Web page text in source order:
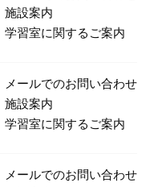
施設案内
学習室に関するご案内
メールでのお問い合わせ
施設案内
学習室に関するご案内
メールでのお問い合わせ